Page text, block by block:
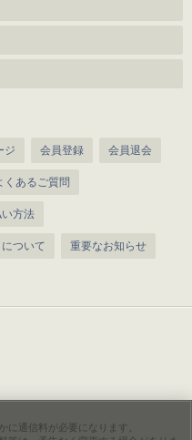
ジ 会員登録 会員退会
くあるご質問
方法
ついて 重要なお知らせ
に通信料が必要になります。